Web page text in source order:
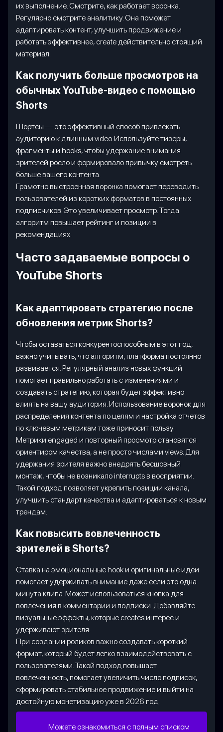
их выполнение. Смотрите, как работает воронка.
Регулярно смотрите аналитику. Она поможет
адаптировать контент, улучшить продвижение и
работать эффективнее, create действительно стоящий
материал.
Как получить больше просмотров на
обычных YouTube-видео с помощью
Shorts
Шортсы — это эффективный способ привлекать
аудиторию к длинным video. Используйте тизеры,
фрагменты и hooks, чтобы удержание внимания
зрителей росло и формировало привычку смотреть
больше вашего контента.
Грамотно выстроенная воронка помогает переводить
пользователей из коротких форматов в постоянных
подписчиков. Это увеличивает просмотр. Тогда
алгоритм повышает рейтинг и позиции в
рекомендациях.
Часто задаваемые вопросы о
YouTube Shorts
Как адаптировать стратегию после
обновления метрик Shorts?
Чтобы оставаться конкурентоспособным в этот год,
важно учитывать, что алгоритм, платформа постоянно
развивается. Регулярный анализ новых функций
помогает правильно работать с изменениями и
создавать стратегию, которая будет эффективно
влиять на вашу аудитория. Использование воронок для
распределения контента по целям и настройка отчетов
по ключевым метрикам тоже приносит пользу.
Метрики engaged и повторный просмотр становятся
ориентиром качества, а не просто числами views. Для
удержания зрителя важно внедрять бесшовный
монтаж, чтобы не возникало interrupts в восприятии.
Такой подход позволяет укрепить позиции канала,
улучшить стандарт качества и адаптироваться к новым
трендам.
Как повысить вовлеченность
зрителей в Shorts?
Ставка на эмоциональные hook и оригинальные идеи
помогает удерживать внимание даже если это одна
минута клипа. Может использоваться кнопка для
вовлечения в комментарии и подписки. Добавляйте
визуальные эффекты, которые creates интерес и
удерживают зрителя.
При создании роликов важно создавать короткий
формат, который будет легко взаимодействовать с
пользователями. Такой подход повышает
вовлеченность, помогает увеличить число подписок,
сформировать стабильное продвижение и выйти на
достойную монетизацию уже в 2026 год.
Можете ознакомиться с полным списком